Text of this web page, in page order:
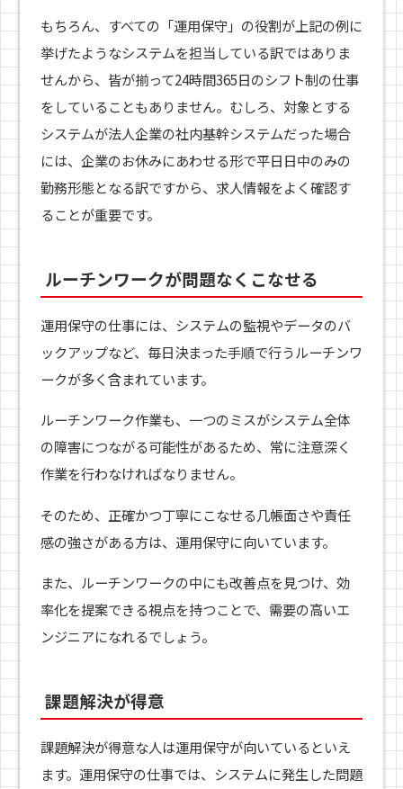
もちろん、すべての「運用保守」の役割が上記の例に
挙げたようなシステムを担当している訳ではありま
せんから、皆が揃って24時間365日のシフト制の仕事
をしていることもありません。むしろ、対象とする
システムが法人企業の社内基幹システムだった場合
には、企業のお休みにあわせる形で平日日中のみの
勤務形態となる訳ですから、求人情報をよく確認す
ることが重要です。
ルーチンワークが問題なくこなせる
運用保守の仕事には、システムの監視やデータのバ
ックアップなど、毎日決まった手順で行うルーチンワ
ークが多く含まれています。
ルーチンワーク作業も、一つのミスがシステム全体
の障害につながる可能性があるため、常に注意深く
作業を行わなければなりません。
そのため、正確かつ丁寧にこなせる几帳面さや責任
感の強さがある方は、運用保守に向いています。
また、ルーチンワークの中にも改善点を見つけ、効
率化を提案できる視点を持つことで、需要の高いエ
ンジニアになれるでしょう。
課題解決が得意
課題解決が得意な人は運用保守が向いているといえ
ます。運用保守の仕事では、システムに発生した問題